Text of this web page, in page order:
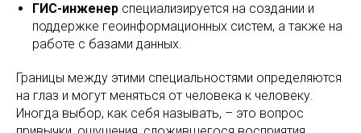
ГИС-инженер специализируется на создании и
поддержке геоинформационных систем, а также на
работе с базами данных.
Границы между этими специальностями определяются
на глаз и могут меняться от человека к человеку.
Иногда выбор, как себя называть, – это вопрос